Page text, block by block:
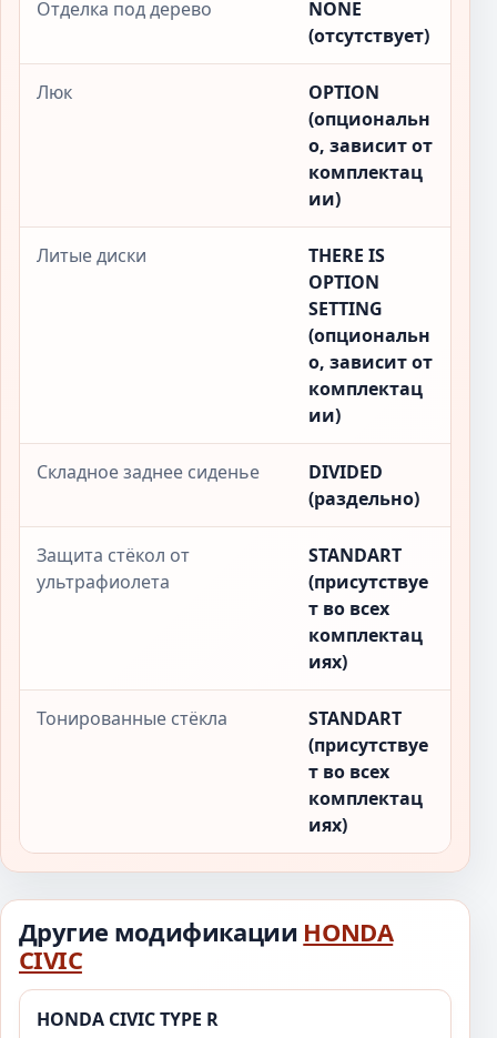
Отделка под дерево
NONE
(отсутствует)
Люк
OPTION
(опциональн
о, зависит от
комплектац
ии)
Литые диски
THERE IS
OPTION
SETTING
(опциональн
о, зависит от
комплектац
ии)
Складное заднее сиденье
DIVIDED
(раздельно)
Защита стёкол от
ультрафиолета
STANDART
(присутствуе
т во всех
комплектац
иях)
Тонированные стёкла
STANDART
(присутствуе
т во всех
комплектац
иях)
Другие модификации HONDA
CIVIC
HONDA CIVIC TYPE R